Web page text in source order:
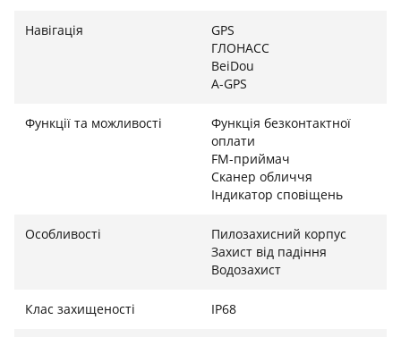
Навігація
GPS
ГЛОНАСС
BeiDou
A-GPS
Функції та можливості
Функція безконтактної
оплати
FM-приймач
Сканер обличчя
Індикатор сповіщень
Особливості
Пилозахисний корпус
Захист від падіння
Водозахист
Клас захищеності IP68